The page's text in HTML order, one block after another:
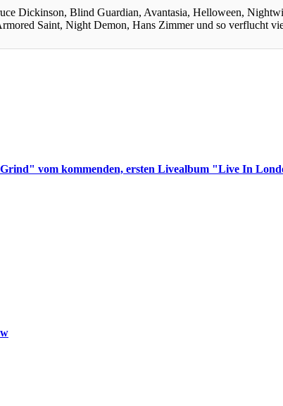
Dickinson, Blind Guardian, Avantasia, Helloween,
Saint, Night Demon, Hans Zimmer und so verflucht
vom kommenden, ersten Livealbum "Live In